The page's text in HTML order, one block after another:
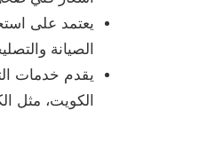
يعتمد على
الصيانة
يقدم خدمات
الكويت، مثل